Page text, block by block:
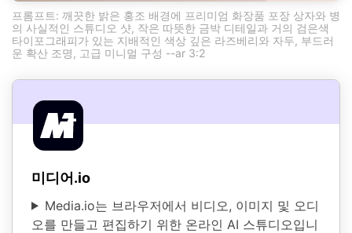
프롬프트: 깨끗한 밝은 홍조 배경에 프리미엄 화장품 포장 상자와 병
의 사실적인 스튜디오 샷, 작은 따뜻한 금박 디테일과 거의 검은색
타이포그래피가 있는 지배적인 색상 깊은 라즈베리와 자두, 부드러
운 확산 조명, 고급 미니멀 구성 --ar 3:2
미디어.io
Media.io는 브라우저에서 비디오, 이미지 및 오디
오를 만들고 편집하기 위한 온라인 AI 스튜디오입니